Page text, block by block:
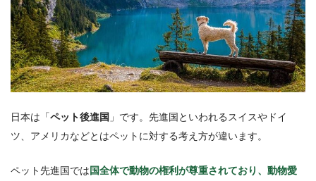
日本は「ペット後進国 」です。先進国といわれるスイスやドイ
ツ、アメリカなどとはペットに対する考え方が違います。
ペット先進国では国全体で動物の権利が尊重されており、動物愛